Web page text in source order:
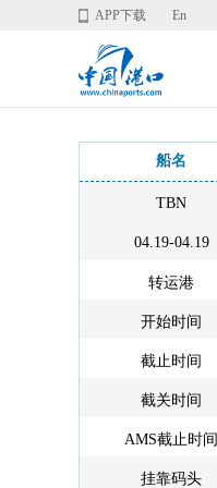
APP下载 En
船名
TBN
04.19-04.19
转运港
开始时间
截止时间
截关时间
AMS截止时间
挂靠码头